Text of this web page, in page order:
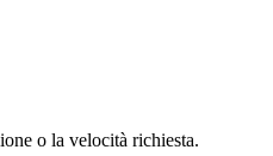
o la velocità richiesta.